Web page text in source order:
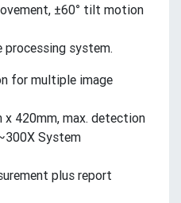
±60° tilt motion
system.
for multiple image
x 420mm, max. detection
System
plus report